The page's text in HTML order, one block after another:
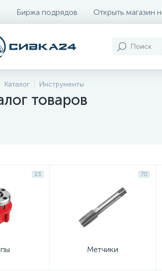
Биржа подрядов Открыть магазин
Каталог Инструменты
товаров
23 70
Метчики